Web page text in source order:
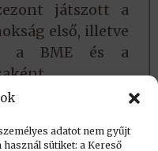
adatot nem gyűjt
sütiket: a Kereső
játszott a
első, illetve
a BME és a